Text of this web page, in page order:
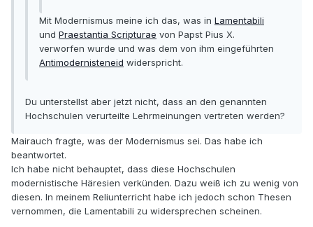
Mit Modernismus meine ich das, was in Lamentabili
und Praestantia Scripturae von Papst Pius X.
verworfen wurde und was dem von ihm eingeführten
Antimodernisteneid widerspricht.
Du unterstellst aber jetzt nicht, dass an den genannten
Hochschulen verurteilte Lehrmeinungen vertreten werden?
Mairauch fragte, was der Modernismus sei. Das habe ich
beantwortet.
Ich habe nicht behauptet, dass diese Hochschulen
modernistische Häresien verkünden. Dazu weiß ich zu wenig von
diesen. In meinem Reliunterricht habe ich jedoch schon Thesen
vernommen, die Lamentabili zu widersprechen scheinen.